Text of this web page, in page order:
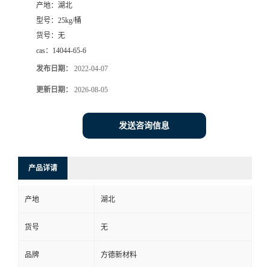
产地： 湖北
型号： 25kg/桶
货号： 无
cas： 14044-65-6
发布日期： 2022-04-07
更新日期： 2026-08-05
发送咨询信息
产品详请
产地 湖北
货号 无
品牌 方德新材料